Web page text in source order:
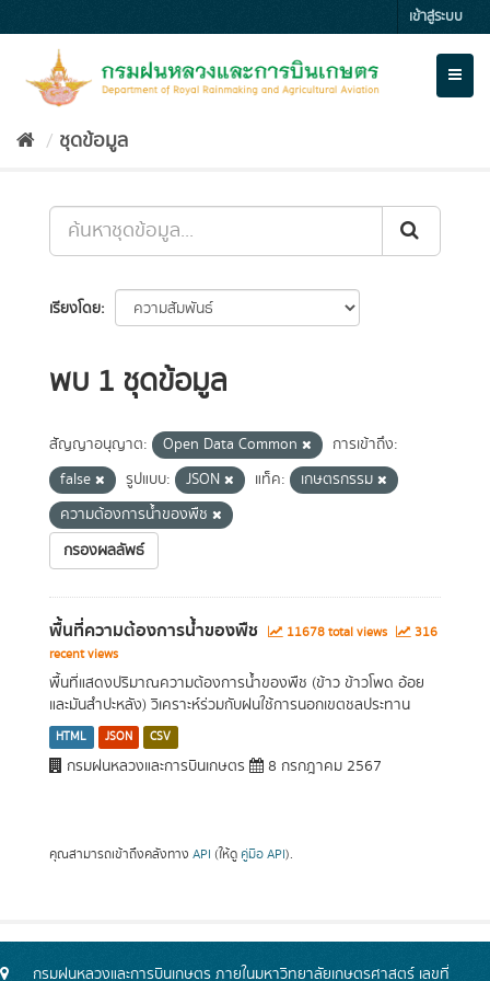
to
เข้าสู่ระบบ
ชุดข้อมูล
เรียงโดย
พบ 1 ชุดข้อมูล
สัญญาอนุญาต: Open Data Common
การเข้าถึง:
false
รูปแบบ: JSON แท็ค:
เกษตรกรรม
ความต้องการน้ำของพืช
กรองผลลัพธ์
พื้นที่ความต้องการน้ำของพืช 11678 total views
316
recent views
พื้นที่แสดงปริมาณความต้องการน้ำของพืช (ข้าว ข้าวโพด อ้อย
และมันสำปะหลัง) วิเคราะห์ร่วมกับฝนใช้การนอกเขตชลประทาน
HTML JSON CSV
กรมฝนหลวงและการบินเกษตร 8 กรกฎาคม 2567
คุณสามารถเข้าถึงคลังทาง API (ให้ดู คู่มือ API).
กรมฝนหลวงและการบินเกษตร ภายในมหาวิทยาลัยเกษตรศาสตร์ เลขที่